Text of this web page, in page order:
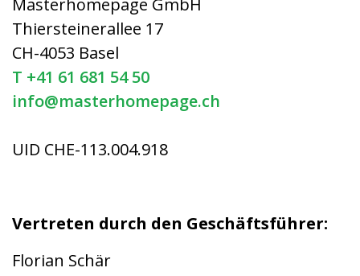
Masterhomepage GmbH
Thiersteinerallee 17
CH-4053 Basel
T +41 61 681 54 50
info@masterhomepage.ch
UID CHE-113.004.918
Vertreten durch den Geschäftsführer:
Florian Schär